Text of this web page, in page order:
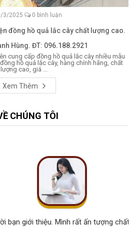
3/2025 0 bình luận
đồng hồ quả lắc cây chất lượng cao.
Hùng. ĐT: 096.188.2921
cung cấp đồng hồ quả lắc cây nhiều mẫu
hồ quả lắc cây, hàng chính hãng, chất
lượng cao, giá ...
Xem Thêm
CHÚNG TÔI
bạn giới thiệu. Mình rất ấn tượng chất